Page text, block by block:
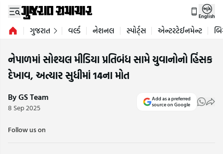
English
ગુજરાત વર્લ્ડ નેશનલ સ્પોર્ટ્સ એન્ટરટેઈનમેન્ટ
નેપાળમાં સોશ્યલ મીડિયા પ્રતિબંધ સામે યુવાનોનો હિંસક
દેખાવ, અત્યાર સુધીમાં 14ના મોત
By GS Team
8 Sep 2025
Add as a preferred
source on Google
Follow us on